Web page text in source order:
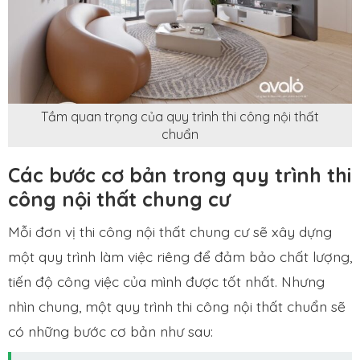
Tầm quan trọng của quy trình thi công nội thất
chuẩn
Các bước cơ bản trong quy trình thi
công nội thất chung cư
Mỗi đơn vị thi công nội thất chung cư sẽ xây dựng
một quy trình làm việc riêng để đảm bảo chất lượng,
tiến độ công việc của mình được tốt nhất. Nhưng
nhìn chung, một quy trình thi công nội thất chuẩn sẽ
có những bước cơ bản như sau: